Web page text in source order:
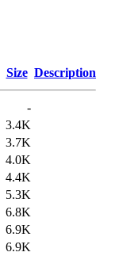
Size Description
-
3.4K
3.7K
4.0K
4.4K
5.3K
6.8K
6.9K
6.9K